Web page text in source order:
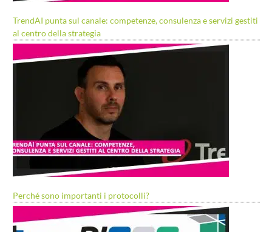
TrendAI punta sul canale: competenze, consulenza e servizi gestiti
al centro della strategia
Perché sono importanti i protocolli?